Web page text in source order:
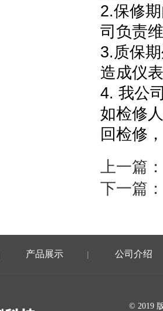
2.保修
司负责
3. 质保
造成仪
4. 我公
如检修
回检修
上一篇：
下一篇：
产品展示 | 公司介绍
© 2019